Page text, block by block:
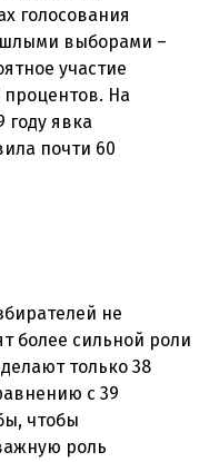
голосования
выборами –
участие
процентов. На
году явка
почти 60
не
более сильной роли
только 38
с 39
чтобы
роль